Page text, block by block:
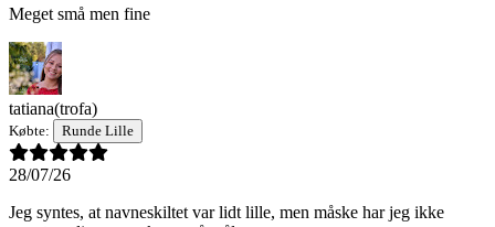
Meget små men fine
tatiana(trofa)
Købte: Runde Lille
28/07/26
Jeg syntes, at navneskiltet var lidt lille, men måske har jeg ikke